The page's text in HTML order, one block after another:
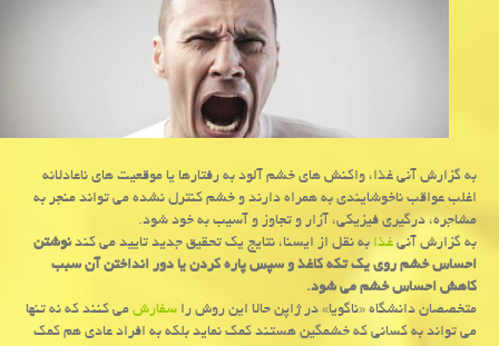
به گزارش آنی غذا، واکنش های خشم آلود به رفتارها یا موقعیت های ناعادلانه
اغلب عواقب ناخوشایندی به همراه دارند و خشم کنترل نشده می تواند منجر به
مشاجره، درگیری فیزیکی، آزار و تجاوز و آسیب به خود شود.
به گزارش آنیغذابه نقل از ایسنا، نتایج یک تحقیق جدید تایید می کندنوشتن
احساس خشم روی یک تکه کاغذ و سپس پاره کردن یا دور انداختن آن سبب
کاهش احساس خشم می شود.
متخصصان دانشگاه «ناگویا» در ژاپن حالا این روش راسفارشمی کنند که نه تنها
می تواند به کسانی که خشمگین هستند کمک نماید بلکه به افراد عادی هم کمک